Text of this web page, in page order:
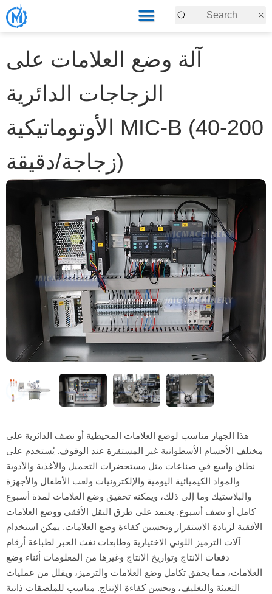
آلة وضع العلامات على
الزجاجات الدائرية
الأوتوماتيكية MIC-B (40-200
زجاجة/دقيقة)
هذا الجهاز مناسب لوضع العلامات المحيطية أو نصف الدائرية على
مختلف الأجسام الأسطوانية غير المستقرة عند الوقوف. يُستخدم على
نطاق واسع في صناعات مثل مستحضرات التجميل والأغذية والأدوية
والمواد الكيميائية اليومية والإلكترونيات ولعب الأطفال والأجهزة
والبلاستيك وما إلى ذلك، ويمكنه تحقيق وضع العلامات لمدة أسبوع
كامل أو نصف أسبوع. يعتمد على طرق النقل الأفقي ووضع العلامات
الأفقية لزيادة الاستقرار وتحسين كفاءة وضع العلامات. يمكن استخدام
آلات الترميز اللوني الاختيارية وطابعات نفث الحبر لطباعة أرقام
دفعات الإنتاج وتواريخ الإنتاج وغيرها من المعلومات أثناء وضع
العلامات، مما يحقق تكامل وضع العلامات والترميز، ويقلل من عمليات
التعبئة والتغليف، ويحسن كفاءة الإنتاج. مناسب للملصقات ذاتية